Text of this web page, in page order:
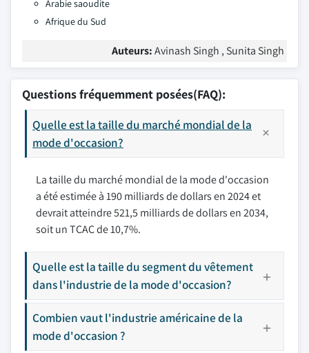
Arabie saoudite
Afrique du Sud
Auteurs:Avinash Singh , Sunita Singh
Questions fréquemment posées(FAQ):
Quelle est la taille du marché mondial de la
mode d'occasion?
La taille du marché mondial de la mode d'occasion
a été estimée à 190 milliards de dollars en 2024 et
devrait atteindre 521,5 milliards de dollars en 2034,
soit un TCAC de 10,7%.
Quelle est la taille du segment du vêtement
dans l'industrie de la mode d'occasion?
Combien vaut l'industrie américaine de la
mode d'occasion ?